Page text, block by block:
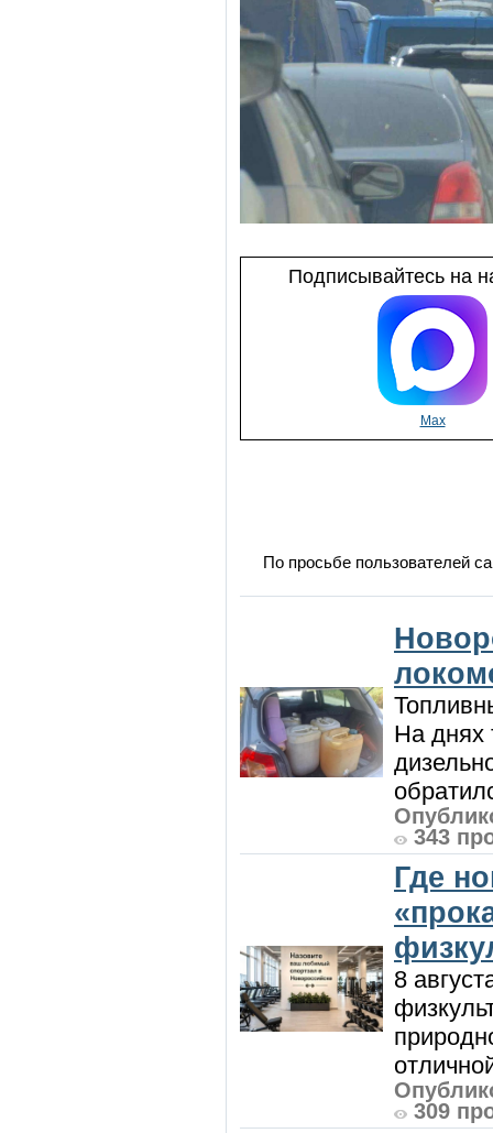
Подписывайтесь на
Max
По просьбе пользователей
На днях
343
Где
8
309